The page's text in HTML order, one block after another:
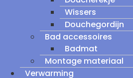
Wissers
Douchegordijn
Bad accessoires
Badmat
Montage materiaal
Verwarming